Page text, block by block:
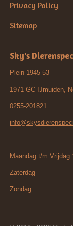
Privacy Policy
Sitemap
Sky's
Plein 1945 53
1971 GC IJmuiden,
0255-201821
Maandag t/m Vrijdag
Zaterdag
Zondag